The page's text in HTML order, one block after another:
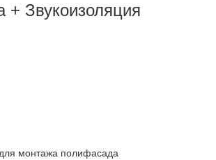
+ Звукоизоляция
монтажа полифасада